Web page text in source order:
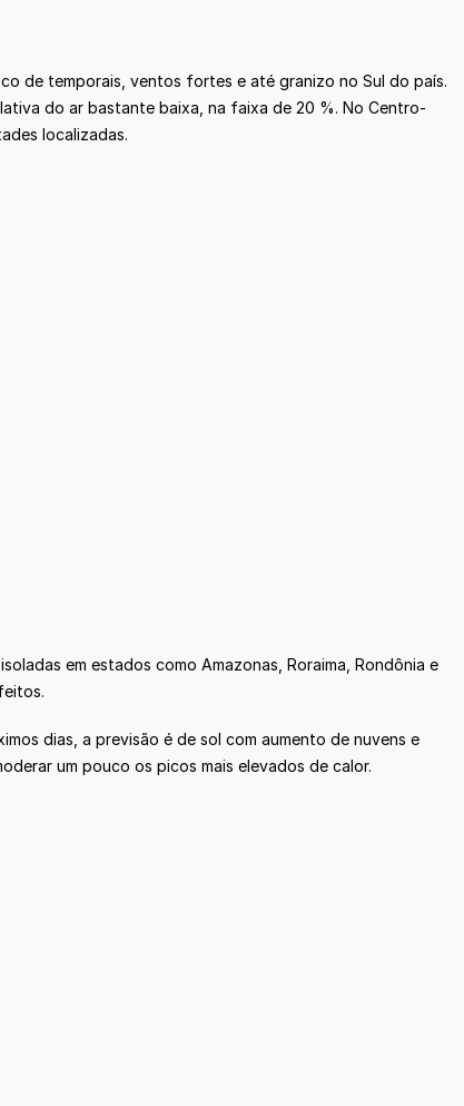
de temporais, ventos fortes e até granizo no Sul do país.
do ar bastante baixa, na faixa de 20 %. No Centro-
localizadas.
em estados como Amazonas, Roraima, Rondônia e
dias, a previsão é de sol com aumento de nuvens e
um pouco os picos mais elevados de calor.